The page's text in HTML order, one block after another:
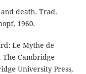
death. Trad.
1960.
Le Mythe de
The Cambridge
University Press,